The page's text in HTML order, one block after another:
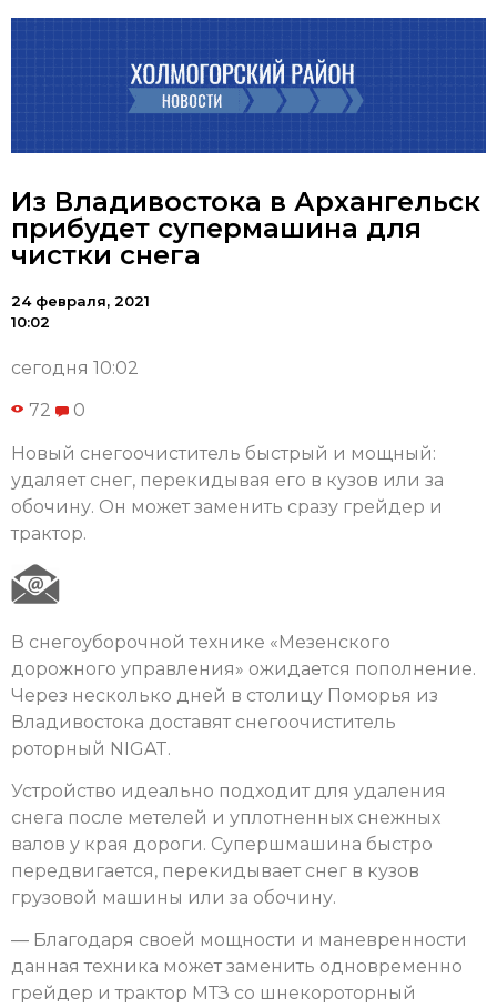
Из Владивостока в Архангельск
прибудет супермашина для
чистки снега
24 февраля, 2021
10:02
сегодня 10:02
72 0
Новый снегоочиститель быстрый и мощный:
удаляет снег, перекидывая его в кузов или за
обочину. Он может заменить сразу грейдер и
трактор.
В снегоуборочной технике «Мезенского
дорожного управления» ожидается пополнение.
Через несколько дней в столицу Поморья из
Владивостока доставят снегоочиститель
роторный NIGAT.
Устройство идеально подходит для удаления
снега после метелей и уплотненных снежных
валов у края дороги. Супершмашина быстро
передвигается, перекидывает снег в кузов
грузовой машины или за обочину.
— Благодаря своей мощности и маневренности
данная техника может заменить одновременно
грейдер и трактор МТЗ со шнекороторный